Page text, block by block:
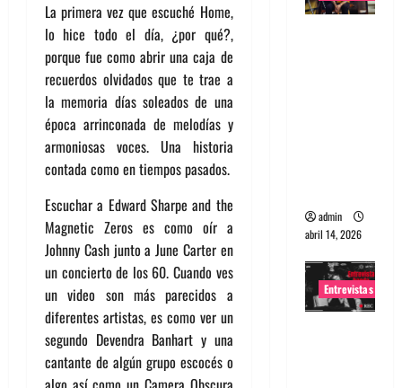
La primera vez que escuché Home,
lo hice todo el día, ¿por qué?,
porque fue como abrir una caja de
recuerdos olvidados que te trae a
la memoria días soleados de una
época arrinconada de melodías y
armoniosas voces. Una historia
contada como en tiempos pasados.
Escuchar a Edward Sharpe and the
Magnetic Zeros es como oír a
Johnny Cash junto a June Carter en
un concierto de los 60. Cuando ves
un video son más parecidos a
diferentes artistas, es como ver un
segundo Devendra Banhart y una
cantante de algún grupo escocés o
admin
abril 14, 2026
Entrevistas